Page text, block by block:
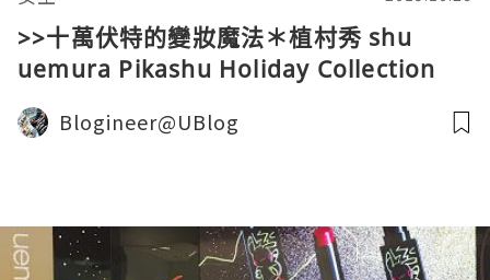
>>十萬伏特的變妝魔法＊植村秀 shu
uemura Pikashu Holiday Collection
Blogineer@UBlog